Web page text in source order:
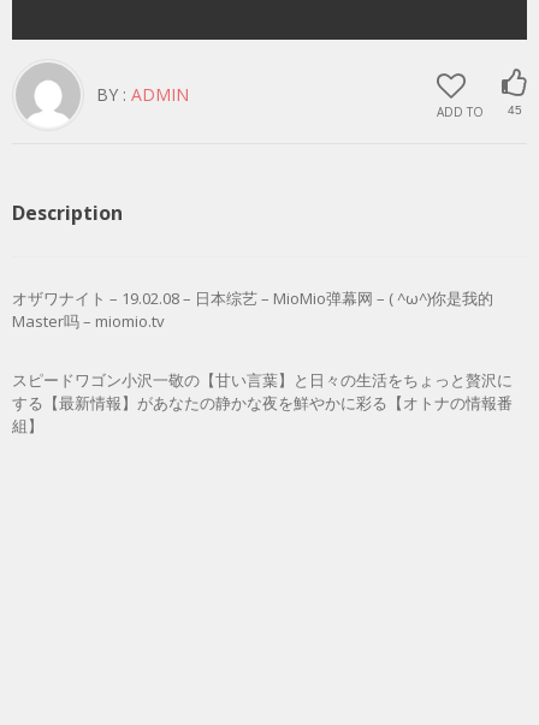
ADD TO 45
BY : ADMIN
Description
オザワナイト – 19.02.08 – 日本综艺 – MioMio弹幕网 – ( ^ω^)你是我的
Master吗 – miomio.tv
スピードワゴン小沢一敬の【甘い言葉】と日々の生活をちょっと贅沢に
する【最新情報】があなたの静かな夜を鮮やかに彩る【オトナの情報番
組】